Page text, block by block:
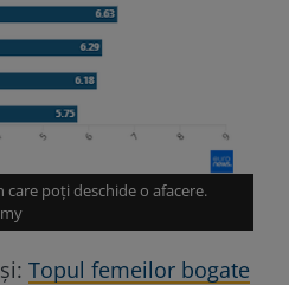
poți deschide o afacere.
Topul femeilor bogate